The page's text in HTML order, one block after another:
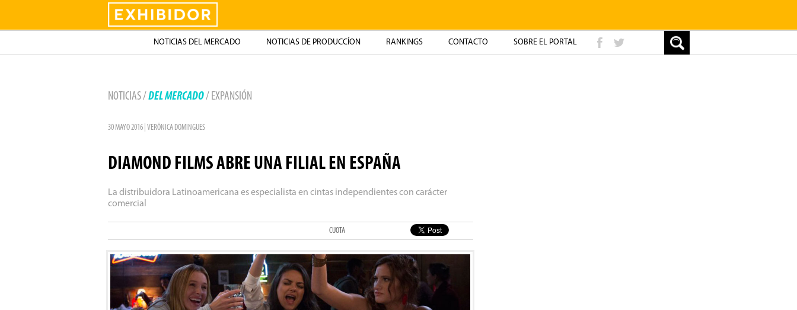
Exhibidor
NOTICIAS DEL MERCADO NOTICIAS DE PRODUCCÍON RANKINGS CONTACTO SOBRE EL PORTAL
NOTICIAS / DEL MERCADO/ EXPANSIÓN
30 MAYO 2016 | VERÔNICA DOMINGUES
DIAMOND FILMS ABRE UNA FILIAL EN ESPAÑA
La distribuidora Latinoamericana es especialista en cintas independientes con carácter
comercial
CUOTA